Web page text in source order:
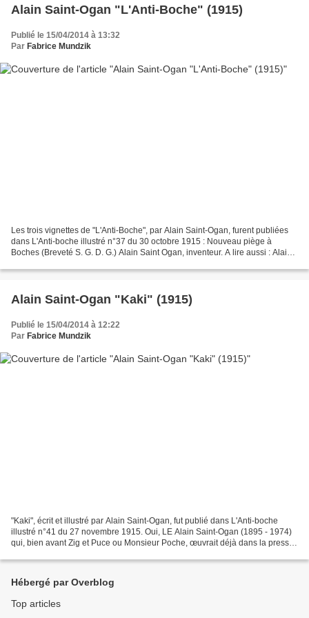
Alain Saint-Ogan "L'Anti-Boche" (1915)
Publié le 15/04/2014 à 13:32
Par Fabrice Mundzik
Les trois vignettes de "L'Anti-Boche", par Alain Saint-Ogan, furent publiées
dans L'Anti-boche illustré n°37 du 30 octobre 1915 : Nouveau piège à
Boches (Breveté S. G. D. G.) Alain Saint Ogan, inventeur. A lire aussi : Alain
Alain Saint-Ogan "Kaki" (1915)
Publié le 15/04/2014 à 12:22
Par Fabrice Mundzik
"Kaki", écrit et illustré par Alain Saint-Ogan, fut publié dans L'Anti-boche
illustré n°41 du 27 novembre 1915. Oui, LE Alain Saint-Ogan (1895 - 1974)
qui, bien avant Zig et Puce ou Monsieur Poche, œuvrait déjà dans la presse.
Hébergé par Overblog
Top articles